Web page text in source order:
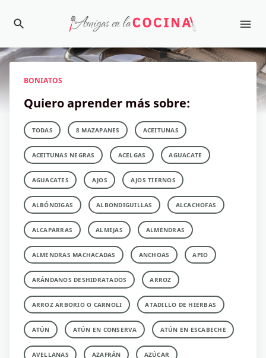
BONIATOS
Quiero aprender más sobre:
TODAS 8 MAZAPANES ACEITUNAS
ACEITUNAS NEGRAS ACELGAS AGUACATE
AGUACATES AJOS AJOS TIERNOS
ALBÓNDIGAS ALBONDIGUILLAS ALCACHOFAS
ALCAPARRAS ALMEJAS ALMENDRAS
ALMENDRAS MACHACADAS ANCHOAS APIO
ARÁNDANOS DESHIDRATADOS ARROZ
ARROZ ARBORIO O CARNOLI ATADILLO DE HIERBAS
ATÚN ATÚN EN CONSERVA ATÚN EN ESCABECHE
AVELLANAS AZAFRÁN AZÚCAR